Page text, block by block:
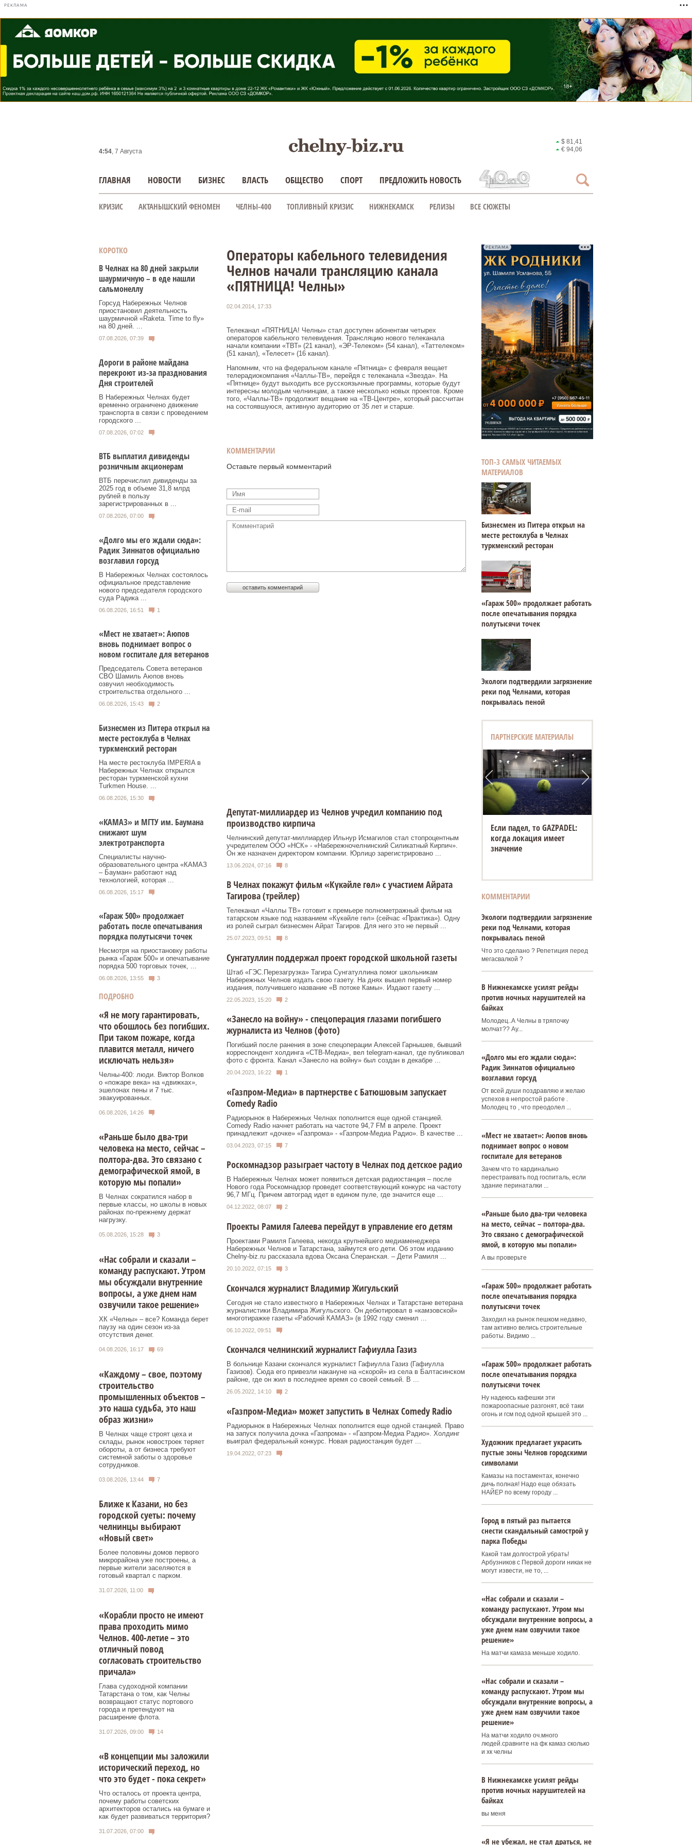
РЕКЛАМА
4:54, 7 Августа
$ 81,41
€ 94,06
ГЛАВНАЯ НОВОСТИ БИЗНЕС ВЛАСТЬ ОБЩЕСТВО СПОРТ ПРЕДЛОЖИТЬ НОВОСТЬ
КРИЗИС АКТАНЫШСКИЙ ФЕНОМЕН ЧЕЛНЫ-400 ТОПЛИВНЫЙ КРИЗИС НИЖНЕКАМСК РЕЛИЗЫ ВСЕ СЮЖЕТЫ
КОРОТКО
В Челнах на 80 дней закрыли
шаурмичную – в еде нашли
сальмонеллу
Горсуд Набережных Челнов
приостановил деятельность
шаурмичной «Raketa. Time to fly»
на 80 дней. ...
07.08.2026, 07:39
Дороги в районе майдана
перекроют из-за празднования
Дня строителей
В Набережных Челнах будет
временно ограничено движение
транспорта в связи с проведением
городского ...
07.08.2026, 07:02
ВТБ выплатил дивиденды
розничным акционерам
ВТБ перечислил дивиденды за
2025 год в объеме 31,8 млрд
рублей в пользу
зарегистрированных в ...
07.08.2026, 07:00
«Долго мы его ждали сюда»:
Радик Зиннатов официально
возглавил горсуд
В Набережных Челнах состоялось
официальное представление
нового председателя городского
суда Радика ...
06.08.2026, 16:51 1
«Мест не хватает»: Аюпов
вновь поднимает вопрос о
новом госпитале для ветеранов
Председатель Совета ветеранов
СВО Шамиль Аюпов вновь
озвучил необходимость
строительства отдельного ...
06.08.2026, 15:43 2
Бизнесмен из Питера открыл на
месте рестоклуба в Челнах
туркменский ресторан
На месте рестоклуба IMPERIA в
Набережных Челнах открылся
ресторан туркменской кухни
Turkmen House. ...
06.08.2026, 15:30
«КАМАЗ» и МГТУ им. Баумана
снижают шум
электротранспорта
Специалисты научно-
образовательного центра «КАМАЗ
– Бауман» работают над
технологией, которая ...
06.08.2026, 15:17
«Гараж 500» продолжает
работать после опечатывания
порядка полутысячи точек
Несмотря на приостановку работы
рынка «Гараж 500» и опечатывание
порядка 500 торговых точек, ...
06.08.2026, 13:55 3
ПОДРОБНО
«Я не могу гарантировать,
что обошлось без погибших.
При таком пожаре, когда
плавится металл, ничего
исключать нельзя»
Челны-400: люди. Виктор Волков
о «пожаре века» на «движках»,
эшелонах пены и 7 тыс.
эвакуированных.
06.08.2026, 14:26
«Раньше было два-три
человека на место, сейчас –
полтора-два. Это связано с
демографической ямой, в
которую мы попали»
В Челнах сократился набор в
первые классы, но школы в новых
районах по-прежнему держат
нагрузку.
05.08.2026, 15:28 3
«Нас собрали и сказали –
команду распускают. Утром
мы обсуждали внутренние
вопросы, а уже днем нам
озвучили такое решение»
ХК «Челны» – все? Команда берет
паузу на один сезон из-за
отсутствия денег.
04.08.2026, 16:17 69
«Каждому – свое, поэтому
строительство
промышленных объектов –
это наша судьба, это наш
образ жизни»
В Челнах чаще строят цеха и
склады, рынок новостроек теряет
обороты, а от бизнеса требуют
системной заботы о здоровье
сотрудников.
03.08.2026, 13:44 7
Ближе к Казани, но без
городской суеты: почему
челнинцы выбирают
«Новый свет»
Более половины домов первого
микрорайона уже построены, а
первые жители заселяются в
готовый квартал с парком.
31.07.2026, 11:00
«Корабли просто не имеют
права проходить мимо
Челнов. 400-летие – это
отличный повод
согласовать строительство
причала»
Глава судоходной компании
Татарстана о том, как Челны
возвращают статус портового
города и претендуют на
расширение флота.
31.07.2026, 09:00 14
«В концепции мы заложили
исторический переход, но
что это будет - пока секрет»
Что осталось от проекта центра,
почему работы советских
архитекторов остались на бумаге и
как будет развиваться территория?
31.07.2026, 07:00
Операторы кабельного телевидения
Челнов начали трансляцию канала
«ПЯТНИЦА! Челны»
02.04.2014, 17:33
Телеканал «ПЯТНИЦА! Челны» стал доступен абонентам четырех
операторов кабельного телевидения. Трансляцию нового телеканала
начали компании «ТВТ» (21 канал), «ЭР-Телеком» (54 канал), «Таттелеком»
(51 канал), «Телесет» (16 канал).
Напомним, что на федеральном канале «Пятница» с февраля вещает
телерадиокомпания «Чаллы-ТВ», перейдя с телеканала «Звезда». На
«Пятнице» будут выходить все русскоязычные программы, которые будут
интересны молодым челнинцам, а также несколько новых проектов. Кроме
того, «Чаллы-ТВ» продолжит вещание на «ТВ-Центре», который рассчитан
на состоявшуюся, активную аудиторию от 35 лет и старше.
КОММЕНТАРИИ
Оставьте первый комментарий
Депутат-миллиардер из Челнов учредил компанию под
производство кирпича
Челнинский депутат-миллиардер Ильнур Исмагилов стал стопроцентным
учредителем ООО «НСК» - «Набережночелнинский Силикатный Кирпич».
Он же назначен директором компании. Юрлицо зарегистрировано ...
13.06.2024, 07:16 8
В Челнах покажут фильм «Күкәйле гөл» с участием Айрата
Тагирова (трейлер)
Телеканал «Чаллы ТВ» готовит к премьере полнометражный фильм на
татарском языке под названием «Күкәйле гөл» (сейчас «Практика»). Одну
из ролей сыграл бизнесмен Айрат Тагиров. Для него это не первый ...
25.07.2023, 09:51 8
Сунгатуллин поддержал проект городской школьной газеты
Штаб «ГЭС.Перезагрузка» Тагира Сунгатуллина помог школьникам
Набережных Челнов издать свою газету. На днях вышел первый номер
издания, получившего название «В потоке Камы». Издают газету ...
22.05.2023, 15:20 2
«Занесло на войну» - спецоперация глазами погибшего
журналиста из Челнов (фото)
Погибший после ранения в зоне спецоперации Алексей Гарнышев, бывший
корреспондент холдинга «СТВ-Медиа», вел telegram-канал, где публиковал
фото с фронта. Канал «Занесло на войну» был создан в декабре ...
20.04.2023, 16:22 1
«Газпром-Медиа» в партнерстве с Батюшовым запускает
Comedy Radio
Радиорынок в Набережных Челнах пополнится еще одной станцией.
Comedy Radio начнет работать на частоте 94,7 FM в апреле. Проект
принадлежит «дочке» «Газпрома» - «Газпром-Медиа Радио». В качестве ...
03.04.2023, 07:15 7
Роскомнадзор разыграет частоту в Челнах под детское радио
В Набережных Челнах может появиться детская радиостанция – после
Нового года Роскомнадзор проведет соответствующий конкурс на частоту
96,7 МГц. Причем автоград идет в едином пуле, где значится еще ...
04.12.2022, 08:07 2
Проекты Рамиля Галеева перейдут в управление его детям
Проектами Рамиля Галеева, некогда крупнейшего медиаменеджера
Набережных Челнов и Татарстана, займутся его дети. Об этом изданию
Сhelny-biz.ru рассказала вдова Оксана Сперанская. – Дети Рамиля ...
20.10.2022, 07:15 3
Скончался журналист Владимир Жигульский
Сегодня не стало известного в Набережных Челнах и Татарстане ветерана
журналистики Владимира Жигульского. Он дебютировал в «камзовской»
многотиражке газеты «Рабочий КАМАЗ» (в 1992 году сменил ...
06.10.2022, 09:51
Скончался челнинский журналист Гафиулла Газиз
В больнице Казани скончался журналист Гафиулла Газиз (Гафиулла
Газизов). Сюда его привезли накануне на «скорой» из села в Балтасинском
районе, где он жил в последнее время со своей семьей. В ...
26.05.2022, 14:10 2
«Газпром-Медиа» может запустить в Челнах Comedy Radio
Радиорынок в Набережных Челнах пополнится еще одной станцией. Право
на запуск получила дочка «Газпрома» - «Газпром-Медиа Радио». Холдинг
выиграл федеральный конкурс. Новая радиостанция будет ...
19.04.2022, 07:23
РЕКЛАМА
ТОП-3 САМЫХ ЧИТАЕМЫХ
МАТЕРИАЛОВ
Бизнесмен из Питера открыл на
месте рестоклуба в Челнах
туркменский ресторан
«Гараж 500» продолжает работать
после опечатывания порядка
полутысячи точек
Экологи подтвердили загрязнение
реки под Челнами, которая
покрывалась пеной
ПАРТНЕРСКИЕ МАТЕРИАЛЫ
Если падел, то GAZPADEL:
когда локация имеет
значение
КОММЕНТАРИИ
Экологи подтвердили загрязнение
реки под Челнами, которая
покрывалась пеной
Что это сделано ? Репетиция перед
мегасвалкой ?
В Нижнекамске усилят рейды
против ночных нарушителей на
байках
Молодец..А Челны в тряпочку
молчат?? Ау...
«Долго мы его ждали сюда»:
Радик Зиннатов официально
возглавил горсуд
От всей души поздравляю и желаю
успехов в непростой работе .
Молодец то , что преодолел ...
«Мест не хватает»: Аюпов вновь
поднимает вопрос о новом
госпитале для ветеранов
Зачем что то кардинально
перестраивать под госпиталь, если
здание перинаталки ...
«Раньше было два-три человека
на место, сейчас – полтора-два.
Это связано с демографической
ямой, в которую мы попали»
А вы проверьте
«Гараж 500» продолжает работать
после опечатывания порядка
полутысячи точек
Заходил на рынок пешком недавно,
там активно велись строительные
работы. Видимо ...
«Гараж 500» продолжает работать
после опечатывания порядка
полутысячи точек
Ну надеюсь кафешки эти
пожароопасные разгонят, всё таки
огонь и гсм под одной крышей это ...
Художник предлагает украсить
пустые зоны Челнов городскими
символами
Камазы на постаментах, конечно
дичь полная! Надо еще обязать
НАЙЕР по всему городу ...
Город в пятый раз пытается
снести скандальный самострой у
парка Победы
Какой там долгострой убрать!
Арбузников с Первой дороги никак не
могут извести, не то, ...
«Нас собрали и сказали –
команду распускают. Утром мы
обсуждали внутренние вопросы, а
уже днем нам озвучили такое
решение»
На матчи камаза меньше ходило.
«Нас собрали и сказали –
команду распускают. Утром мы
обсуждали внутренние вопросы, а
уже днем нам озвучили такое
решение»
На матчи ходило оч.много
людей.сравните на фк камаз сколько
и хк челны
В Нижнекамске усилят рейды
против ночных нарушителей на
байках
вы меня
«Я не убежал, не стал драться, не